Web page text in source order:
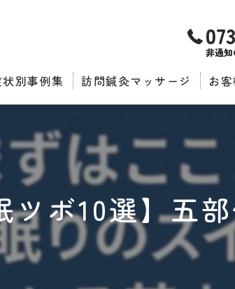
非通知
別事例集 訪問鍼灸マッサージ お
ツボ10選】五